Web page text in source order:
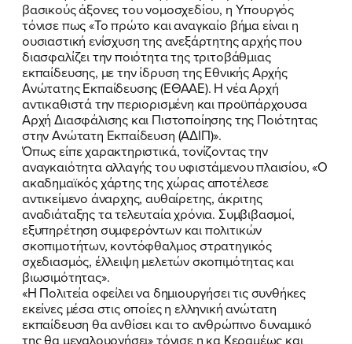
βασικούς άξονες του νομοσχεδίου, η Υπουργός
τόνισε πως «Το πρώτο και αναγκαίο βήμα είναι η
ουσιαστική ενίσχυση της ανεξάρτητης αρχής που
διασφαλίζει την ποιότητα της τριτοβάθμιας
εκπαίδευσης, με την ίδρυση της Εθνικής Αρχής
Ανώτατης Εκπαίδευσης (ΕΘΑΑΕ). Η νέα Αρχή
αντικαθιστά την περιορισμένη και προϋπάρχουσα
Αρχή Διασφάλισης και Πιστοποίησης της Ποιότητας
στην Ανώτατη Εκπαίδευση (ΑΔΙΠ)».
Όπως είπε χαρακτηριστικά, τονίζοντας την
αναγκαιότητα αλλαγής του υφιστάμενου πλαισίου, «Ο
ακαδημαϊκός χάρτης της χώρας αποτέλεσε
αντικείμενο άναρχης, αυθαίρετης, άκριτης
αναδιάταξης τα τελευταία χρόνια. Συμβιβασμοί,
εξυπηρέτηση συμφερόντων και πολιτικών
σκοπιμοτήτων, κοντόφθαλμος στρατηγικός
σχεδιασμός, έλλειψη μελετών σκοπιμότητας και
βιωσιμότητας».
«Η Πολιτεία οφείλει να δημιουργήσει τις συνθήκες
εκείνες μέσα στις οποίες η ελληνική ανώτατη
εκπαίδευση θα ανθίσει και το ανθρώπινο δυναμικό
της θα μεγαλουργήσει» τόνισε η κα Κεραμέως και